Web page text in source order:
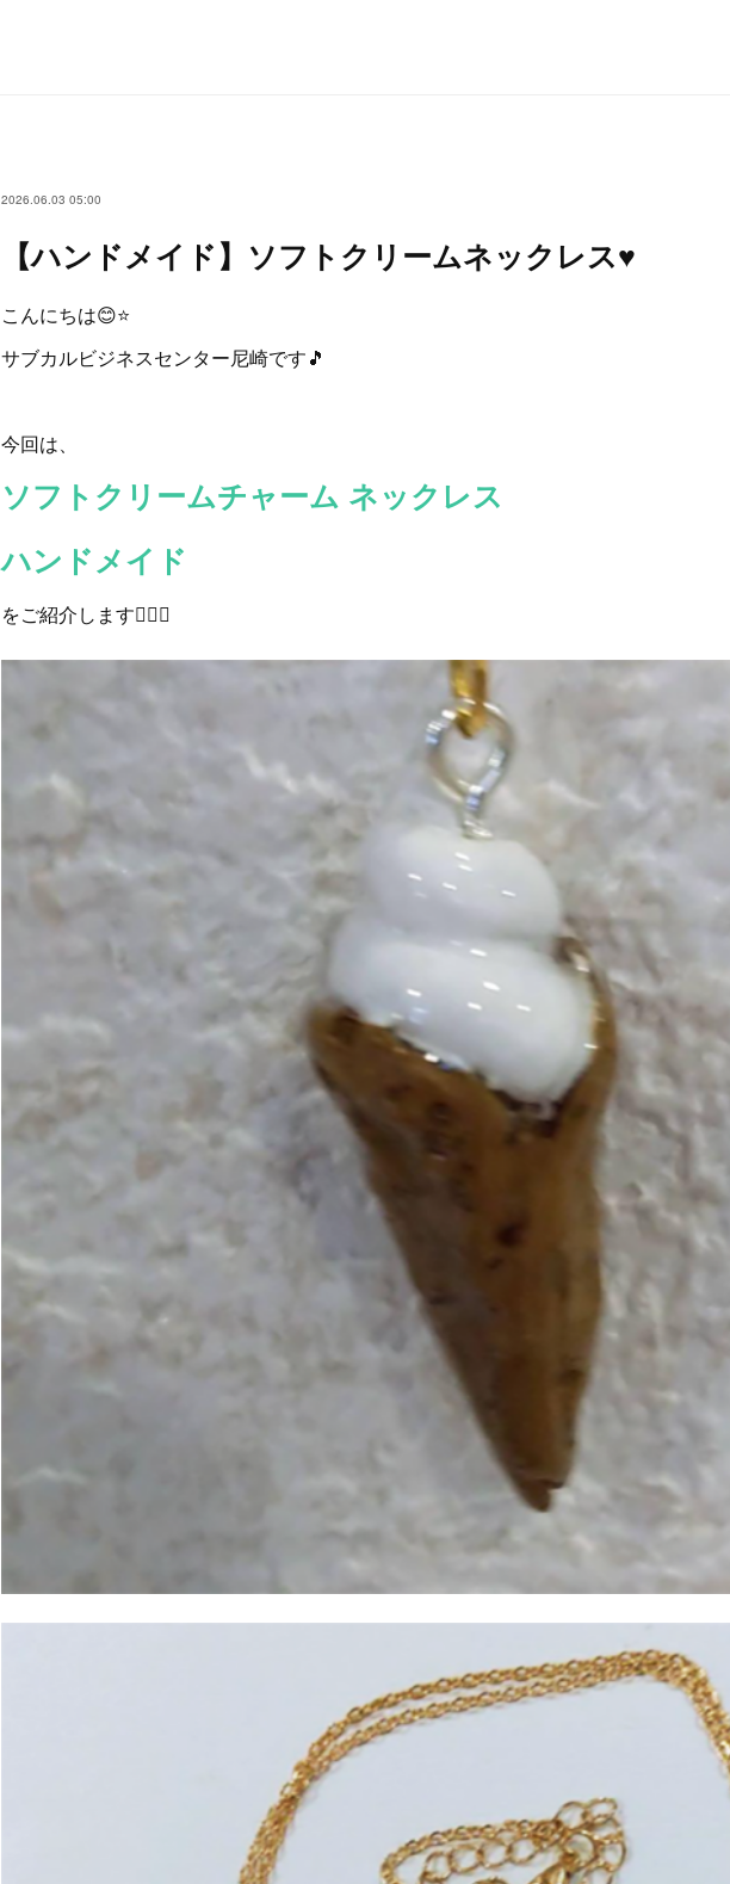
2026.06.03 05:00
【ハンドメイド】ソフトクリームネックレス♥️
こんにちは😊⭐
サブカルビジネスセンター尼崎です🎵
今回は、
ソフトクリームチャーム ネックレス
ハンドメイド
をご紹介します👍🏻✨